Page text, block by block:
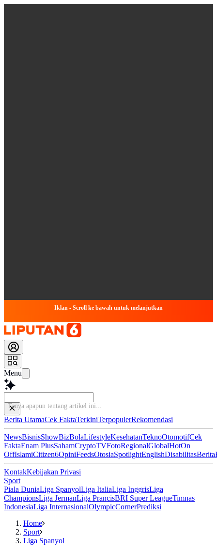
Iklan - Scroll ke bawah untuk melanjutkan
Menu
Tanya apa
Berita UtamaCek FaktaTerkiniTerpopulerRekomendasi
NewsBisnisShowBizBolaLifestyleKesehatanTeknoOtomotifCek
FaktaEnam PlusSahamCryptoTVFotoRegionalGlobalHotOn
OffIslamiCitizen6OpiniFeedsOtosiaSpotlightEnglishDisabilitasBerita
KontakKebijakan Privasi
Sport
Piala DuniaLiga SpanyolLiga ItaliaLiga InggrisLiga
ChampionsLiga JermanLiga PrancisBRI Super LeagueTimnas
IndonesiaLiga InternasionalOlympicCornerPrediksi
Home
Sport
Liga Spanyol